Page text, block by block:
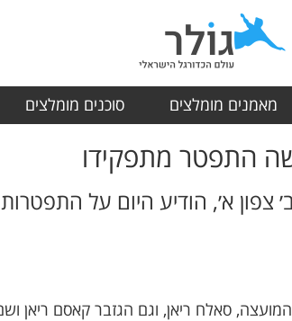
מאמנים מומלצים סוכנים מומלצים
התפטר מתפקידו
צפון א׳, הודיע היום על
סאלח ריאן, וגם הגזבר קאסם ריאן